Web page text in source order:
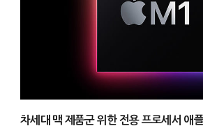
차세대 맥 제품군 위한 전용 프로세서 애